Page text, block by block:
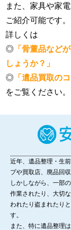
また、家具や家
ご紹介可能です。
詳しくは
◎ 「骨董品など
しょうか？」
◎ 「遺品買取の
をご覧ください。
近年、遺品整理・生
プや買取店、廃品回
しかしながら、一部
作業されたり、大切
われたり盗まれたり
す。
また、特に遺品整理